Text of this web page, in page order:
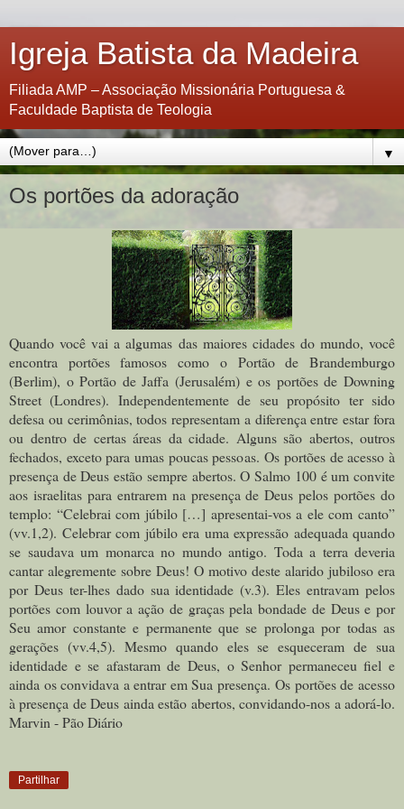
Igreja Batista da Madeira
Filiada AMP – Associação Missionária Portuguesa &
Faculdade Baptista de Teologia
▼
Os portões da adoração
Quando você vai a algumas das maiores cidades do mundo, você
encontra portões famosos como o Portão de Brandemburgo
(Berlim), o Portão de Jaffa (Jerusalém) e os portões de Downing
Street (Londres). Independentemente de seu propósito ter sido
defesa ou cerimônias, todos representam a diferença entre estar fora
ou dentro de certas áreas da cidade. Alguns são abertos, outros
fechados, exceto para umas poucas pessoas.Os portões de acesso à
presença de Deus estão sempre abertos. O Salmo 100 é um convite
aos israelitas para entrarem na presença de Deus pelos portões do
templo: “Celebrai com júbilo […] apresentai-vos a ele com canto”
(vv.1,2). Celebrar com júbilo era uma expressão adequada quando
se saudava um monarca no mundo antigo. Toda a terra deveria
cantar alegremente sobre Deus! O motivo deste alarido jubiloso era
por Deus ter-lhes dado sua identidade (v.3). Eles entravam pelos
portões com louvor a ação de graças pela bondade de Deus e por
Seu amor constante e permanente que se prolonga por todas as
gerações (vv.4,5). Mesmo quando eles se esqueceram de sua
identidade e se afastaram de Deus, o Senhor permaneceu fiel e
ainda os convidava a entrar em Sua presença.Os portões de acesso
à presença de Deus ainda estão abertos, convidando-nos a adorá-lo.
Marvin - Pão Diário
Partilhar